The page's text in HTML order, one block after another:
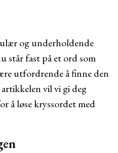
og underholdende
står fast på et ord som
utfordrende å finne den
vil vi gi deg
å løse kryssordet med